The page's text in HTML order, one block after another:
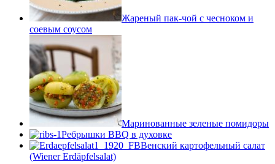
Жареный пак-чой с чесноком и
соевым соусом
Маринованные зеленые помидоры
Ребрышки BBQ в духовке
Венский картофельный салат
(Wiener Erdäpfelsalat)